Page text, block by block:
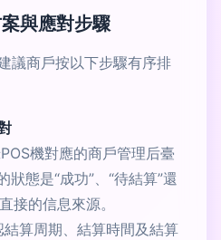
與應對步驟
議商戶按以下步驟有序排
機對應的商戶管理后臺
態是“成功”、“待結算”還
接的信息來源。
結算周期、結算時間及結算